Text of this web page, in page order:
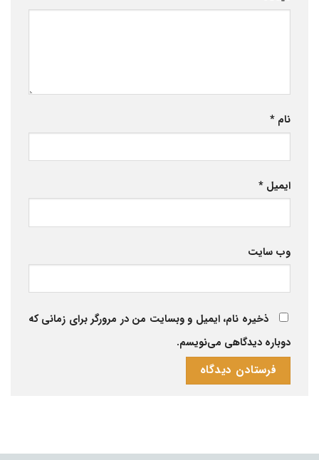
نام *
ایمیل *
وب‌ سایت
ذخیره نام، ایمیل و وبسایت من در مرورگر برای زمانی که
دوباره دیدگاهی می‌نویسم.